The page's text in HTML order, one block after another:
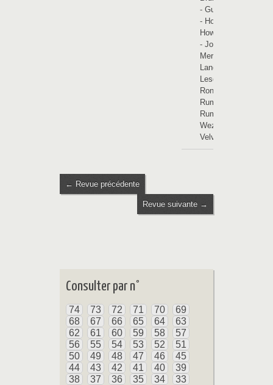
- Guignies
- Hollain
Howardries
- Jollain-
Merlin
Landas
Lesdain
Rongy
Rumegies
Rumes
Wez-
Velvain
← Revue précédente
Revue suivante →
Consulter par n°
74 73 72 71 70
69
68
67 66 65 64
63
62
61 60 59 58
57
56
55 54 53 52
51
50
49 48 47 46
45
44
43 42 41 40
39
38
37 36 35 34
33